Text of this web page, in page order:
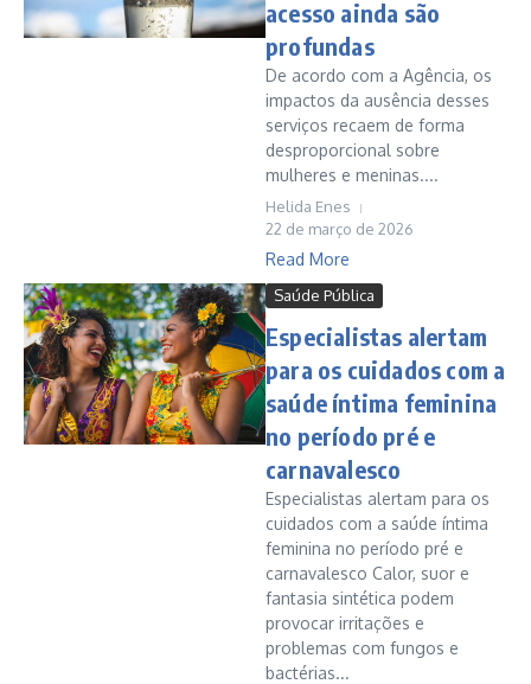
acesso ainda são
profundas
De acordo com a Agência, os
impactos da ausência desses
serviços recaem de forma
desproporcional sobre
mulheres e meninas....
Helida Enes
22 de março de 2026
Read More
Saúde Pública
Especialistas alertam
para os cuidados com a
saúde íntima feminina
no período pré e
carnavalesco
Especialistas alertam para os
cuidados com a saúde íntima
feminina no período pré e
carnavalesco Calor, suor e
fantasia sintética podem
provocar irritações e
problemas com fungos e
bactérias...